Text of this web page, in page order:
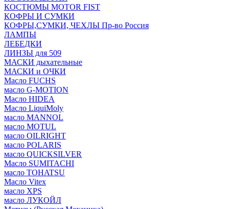
КОСТЮМЫ MOTOR FIST
КОФРЫ И СУМКИ
КОФРЫ,СУМКИ, ЧЕХЛЫ Пр-во Россия
ЛАМПЫ
ЛЕБЕДКИ
ЛИНЗЫ для 509
МАСКИ дыхательные
МАСКИ и ОЧКИ
Масло FUCHS
масло G-MOTION
Масло HIDEA
Масло LiquiMoly
масло MANNOL
масло MOTUL
масло OILRIGHT
масло POLARIS
масло QUICKSILVER
Масло SUMITACHI
масло TOHATSU
Масло Vitex
масло XPS
масло ЛУКОЙЛ